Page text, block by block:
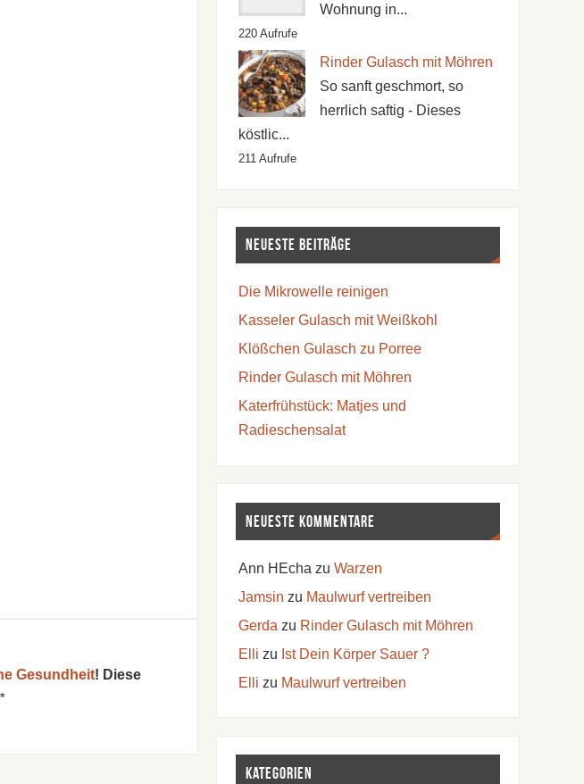
Gesundheit! Diese
Wohnung in...
220 Aufrufe
Rinder Gulasch mit Möhren
So sanft geschmort, so
herrlich saftig - Dieses
köstlic...
211 Aufrufe
Neueste Beiträge
Die Mikrowelle reinigen
Kasseler Gulasch mit Weißkohl
Klößchen Gulasch zu Porree
Rinder Gulasch mit Möhren
Katerfrühstück: Matjes und
Radieschensalat
Neueste Kommentare
Ann HEcha zu Warzen
Jamsin zu Maulwurf vertreiben
Gerda zu Rinder Gulasch mit Möhren
Elli zu Ist Dein Körper Sauer ?
Elli zu Maulwurf vertreiben
Kategorien